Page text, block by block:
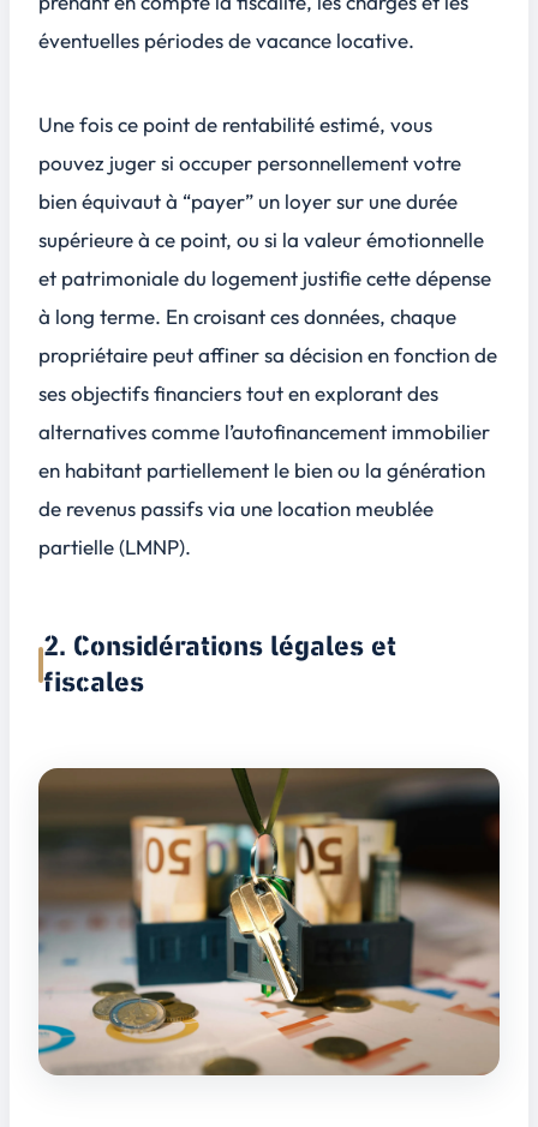
éventuelles périodes de vacance locative.
Une fois ce point de rentabilité estimé, vous
pouvez juger si occuper personnellement votre
bien équivaut à “payer” un loyer sur une durée
supérieure à ce point, ou si la valeur émotionnelle
et patrimoniale du logement justifie cette dépense
à long terme. En croisant ces données, chaque
propriétaire peut affiner sa décision en fonction de
ses objectifs financiers tout en explorant des
alternatives comme l’autofinancement immobilier
en habitant partiellement le bien ou la génération
de revenus passifs via une location meublée
partielle (LMNP).
2. Considérations légales et
fiscales